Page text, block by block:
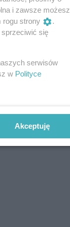
i zawsze możesz
rogu strony
.
się
serwisów
w Polityce
Akceptuję